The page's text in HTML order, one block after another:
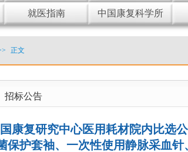
就医指南 中国康复科学所
正文
招标公告
康复研究中心医用耗材院内比选
保护套袖、一次性使用静脉采血